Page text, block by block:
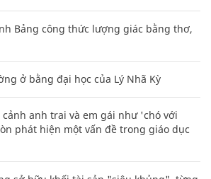
Bảng công thức lượng giác bằng thơ,
ở bằng đại học của Lý Nhã Kỳ
anh trai và em gái như 'chó với
phát hiện một vấn đề trong giáo dục